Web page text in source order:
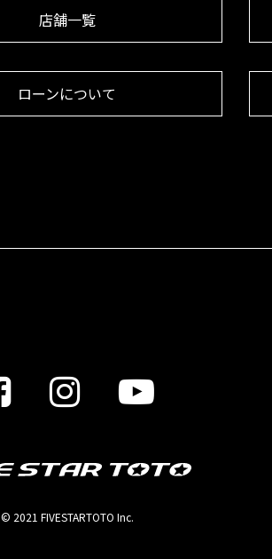
店舗一覧
ローンについて
© 2021 FIVESTARTOTO Inc.